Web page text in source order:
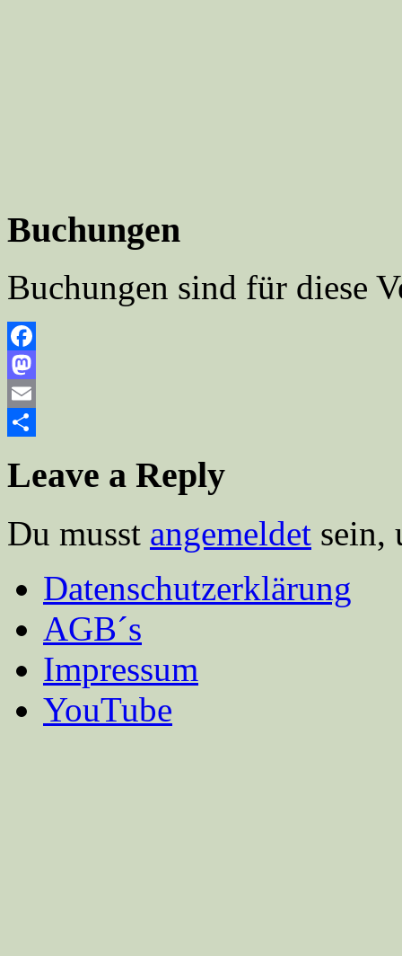
Buchungen
Buchungen sind für diese
Facebook
Mastodon
Email
Leave a Reply
Du musst angemeldet sein,
Datenschutzerklärung
AGB´s
Impressum
YouTube